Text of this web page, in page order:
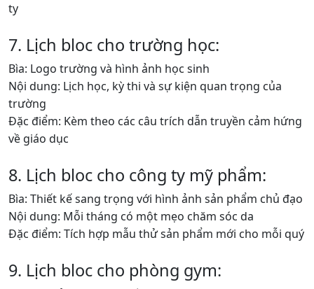
ty
7. Lịch bloc cho trường học:
Bìa: Logo trường và hình ảnh học sinh
Nội dung: Lịch học, kỳ thi và sự kiện quan trọng của
trường
Đặc điểm: Kèm theo các câu trích dẫn truyền cảm hứng
về giáo dục
8. Lịch bloc cho công ty mỹ phẩm:
Bìa: Thiết kế sang trọng với hình ảnh sản phẩm chủ đạo
Nội dung: Mỗi tháng có một mẹo chăm sóc da
Đặc điểm: Tích hợp mẫu thử sản phẩm mới cho mỗi quý
9. Lịch bloc cho phòng gym: